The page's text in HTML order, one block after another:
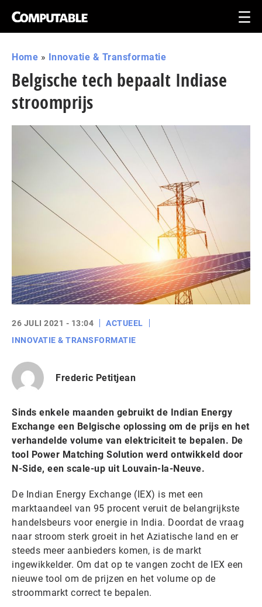
Home » Innovatie & Transformatie
Belgische tech bepaalt Indiase
stroomprijs
26 JULI 2021 - 13:04
ACTUEEL
INNOVATIE & TRANSFORMATIE
Frederic Petitjean
Sinds enkele maanden gebruikt de Indian Energy
Exchange een Belgische oplossing om de prijs en het
verhandelde volume van elektriciteit te bepalen. De
tool Power Matching Solution werd ontwikkeld door
N-Side, een scale-up uit Louvain-la-Neuve.
De Indian Energy Exchange (IEX) is met een
marktaandeel van 95 procent veruit de belangrijkste
handelsbeurs voor energie in India. Doordat de vraag
naar stroom sterk groeit in het Aziatische land en er
steeds meer aanbieders komen, is de markt
ingewikkelder. Om dat op te vangen zocht de IEX een
nieuwe tool om de prijzen en het volume op de
stroommarkt correct te bepalen.